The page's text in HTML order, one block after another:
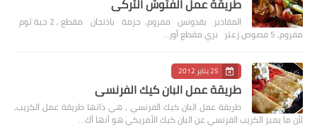
المقادير بقدونس مفروم, حزمة باذنجان مقطع , 2 حبة ثوم
مفروم, 5 فصوص زعتر بري مقطع أور…
25 يناير 2012
طريقة عمل البان كيك الفرنسي
طريقة عمل البان كيك الفرنسي , هي ذاتها طريقة عمل الكريب,
لأن ما يميز الكريب الفرنسي عن البان كيك الأمريكي هو أنها أك…